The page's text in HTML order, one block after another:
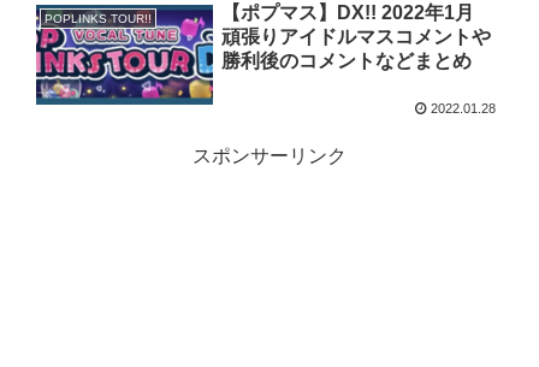
POPLINKS TOUR!!
【ポプマス】DX!! 2022年1月
頑張りアイドルマスコメントや
勝利後のコメントなどまとめ
2022.01.28
スポンサーリンク